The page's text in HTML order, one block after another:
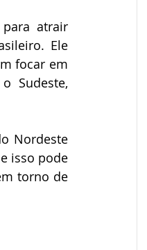
atrair
Ele
focar em
Sudeste,
Nordeste
isso pode
torno de